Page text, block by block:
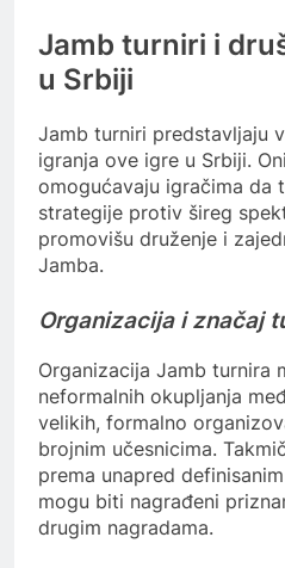
Jamb turniri i
u Srbiji
Jamb turniri predstavljaju
igranja ove igre u Srbiji.
omogućavaju igračima da
strategije protiv šireg
promovišu druženje i
Jamba.
Organizacija i značaj
Organizacija Jamb turnira
neformalnih okupljanja
velikih, formalno
brojnim učesnicima.
prema unapred
mogu biti nagrađeni
drugim nagradama.